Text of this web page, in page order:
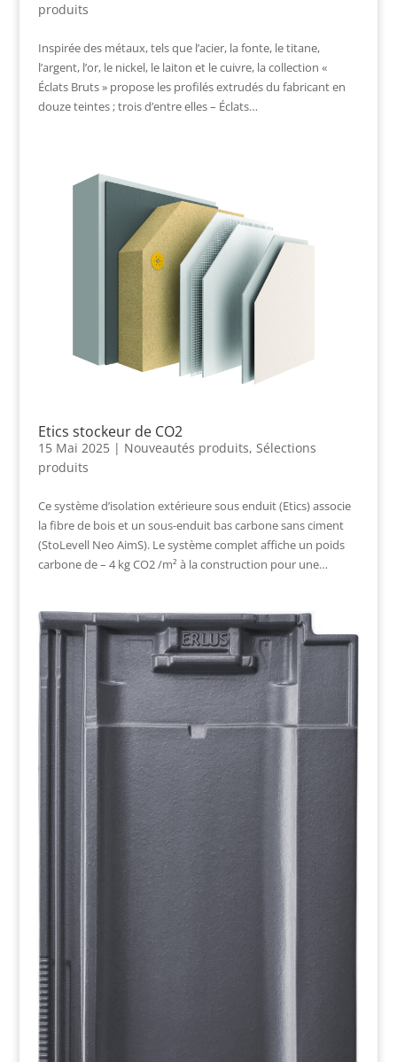
produits
Inspirée des métaux, tels que l’acier, la fonte, le titane,
l’argent, l’or, le nickel, le laiton et le cuivre, la collection «
Éclats Bruts » propose les profilés extrudés du fabricant en
douze teintes ; trois d’entre elles – Éclats…
Etics stockeur de CO2
15 Mai 2025| Nouveautés produits, Sélections
produits
Ce système d’isolation extérieure sous enduit (Etics) associe
la fibre de bois et un sous-enduit bas carbone sans ciment
(StoLevell Neo AimS). Le système complet affiche un poids
carbone de – 4 kg CO2 /m² à la construction pour une…